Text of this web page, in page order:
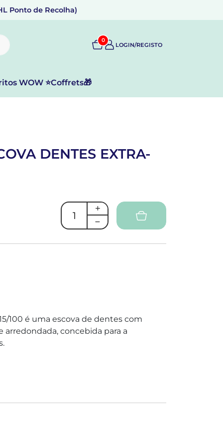
Ponto de Recolha)
0
LOGIN/REGISTO
WOW ⭐Coffrets🎁
DENTES EXTRA-
100 é uma escova de dentes com
arredondada, concebida para a